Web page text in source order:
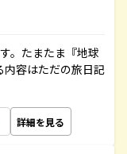
。たまたま『地球
内容はただの旅日記
詳細を見る